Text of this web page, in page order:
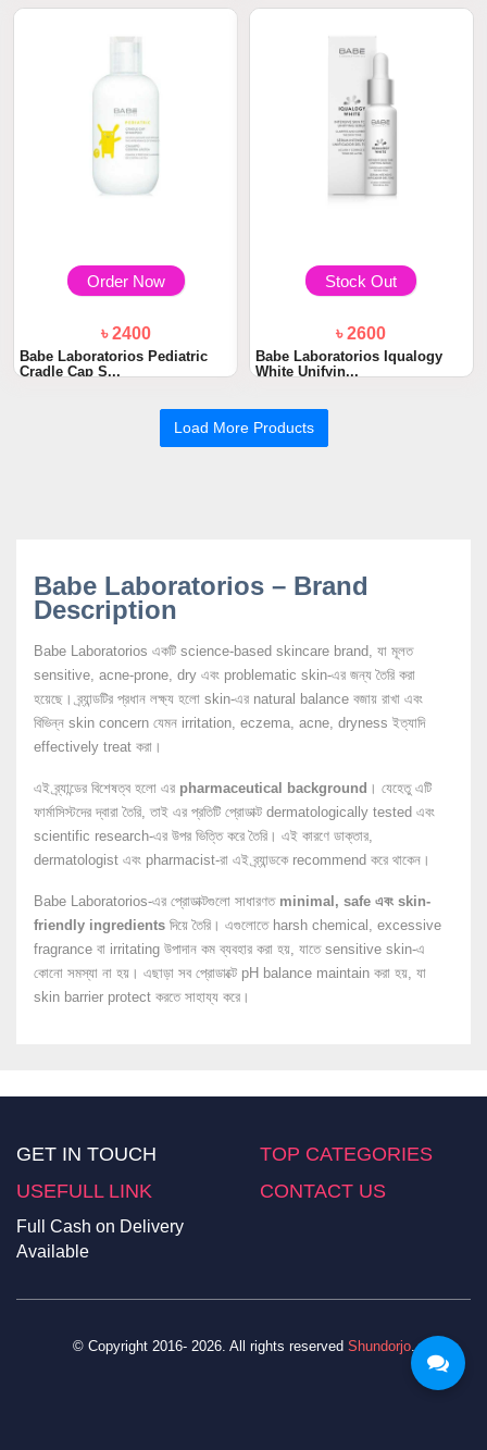
Order Now
৳ 2400
Babe Laboratorios Pediatric
Cradle Cap S...
Stock Out
৳ 2600
Babe Laboratorios Iqualogy
White Unifyin...
Load More Products
Babe Laboratorios – Brand
Description
Babe Laboratorios একটি science-based skincare brand, যা মূলত
sensitive, acne-prone, dry এবং problematic skin-এর জন্য তৈরি করা
হয়েছে। ব্র্যান্ডটির প্রধান লক্ষ্য হলো skin-এর natural balance বজায় রাখা এবং
বিভিন্ন skin concern যেমন irritation, eczema, acne, dryness ইত্যাদি
effectively treat করা।
এই ব্র্যান্ডের বিশেষত্ব হলো এর pharmaceutical background । যেহেতু এটি
ফার্মাসিস্টদের দ্বারা তৈরি, তাই এর প্রতিটি প্রোডাক্ট dermatologically tested এবং
scientific research-এর উপর ভিত্তি করে তৈরি। এই কারণে ডাক্তার,
dermatologist এবং pharmacist-রা এই ব্র্যান্ডকে recommend করে থাকেন।
Babe Laboratorios-এর প্রোডাক্টগুলো সাধারণত minimal, safe এবং skin-
friendly ingredients দিয়ে তৈরি। এগুলোতে harsh chemical, excessive
fragrance বা irritating উপাদান কম ব্যবহার করা হয়, যাতে sensitive skin-এ
কোনো সমস্যা না হয়। এছাড়া সব প্রোডাক্টে pH balance maintain করা হয়, যা
skin barrier protect করতে সাহায্য করে।
GET IN TOUCH
TOP CATEGORIES
USEFULL LINK
CONTACT US
Full Cash on Delivery
Available
© Copyright 2016- 2026. All rights reserved Shundorjo.